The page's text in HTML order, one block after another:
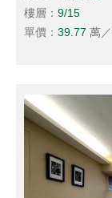
樓層：9/15
單價：39.77 萬